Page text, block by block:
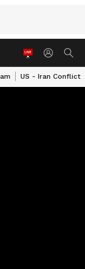
US - Iran Conflict